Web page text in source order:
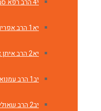
י4 הרב רפא סמואל
יא1 הרב אפרים גלינסקי
יא2 הרב איתן אנסבכר
יב1 הרב עמנואל הרוניאן
יב2 הרב שאולי סיאני